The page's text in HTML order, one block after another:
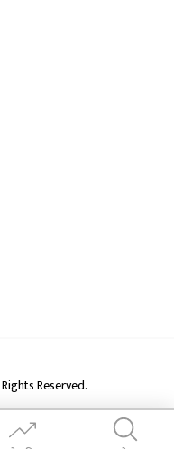
Reserved.